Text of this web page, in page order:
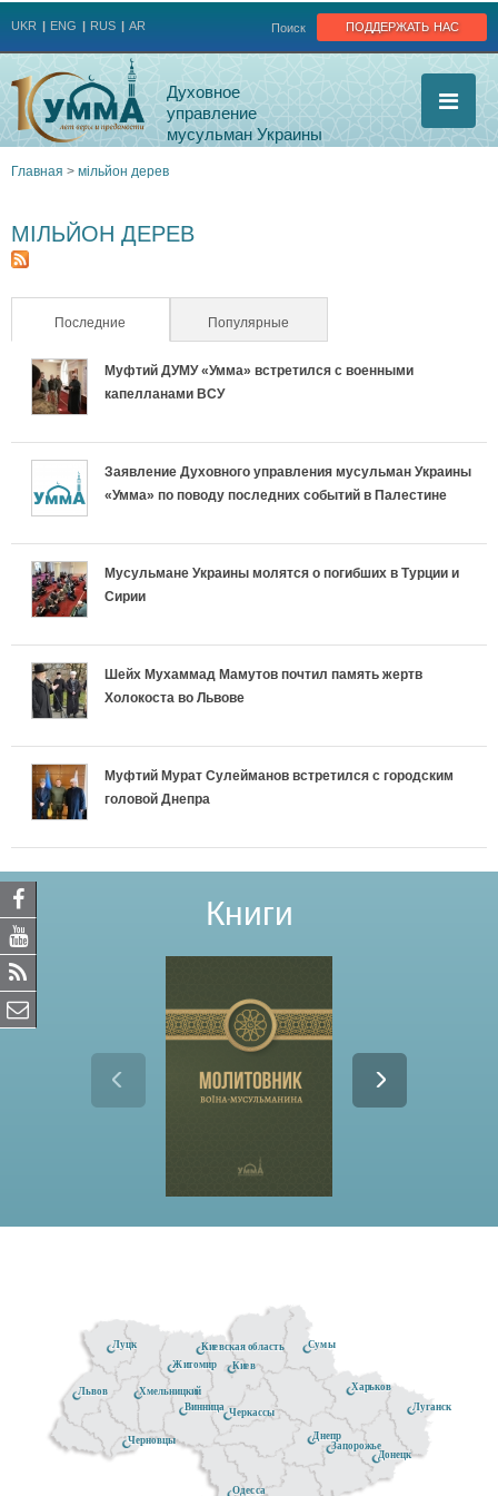
поддержать нас
Поиск
UKR ENG RUS AR
Духовное
управление
мусульман Украины
здесь
Главная > мільйон дерев
МІЛЬЙОН ДЕРЕВ
Последние (активная вкладка)Популярные
Муфтий ДУМУ «Умма» встретился с военными
капелланами ВСУ
Заявление Духовного управления мусульман Украины
«Умма» по поводу последних событий в Палестине
Мусульмане Украины молятся о погибших в Турции и
Сирии
Шейх Мухаммад Мамутов почтил память жертв
Холокоста во Львове
Муфтий Мурат Сулейманов встретился с городским
головой Днепра
Книги
Черкассы
Черновцы
Сумы
Луганск
Одесса
Донецк
Киев
Днепр
Киевская область
Запорожье
Житомир
Винница
Хмельницкий
Луцк
Львов Харьков